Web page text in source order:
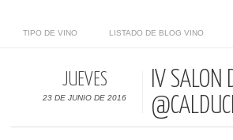
TIPO DE VINO LISTADO DE BLOG VINO
JUEVES
23 DE JUNIO DE 2016
IV SALÓN